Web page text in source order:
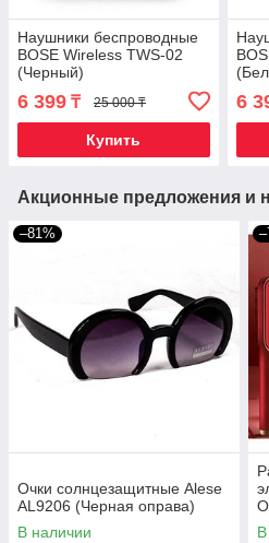
Наушники беспроводные
BOSE Wireless TWS-02
(Черный)
6 399 ₸ 25 000 ₸
Купить
6
Акционные предложения и
–81%
Очки солнцезащитные Alese
AL9206 (Черная оправа)
В наличии